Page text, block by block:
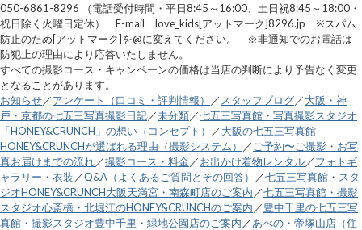
050-6861-8296 （電話受付時間・平日8:45～16:00、土日祝8:45～18:00・
祝日除く火曜日定休） E-mail love_kids[アットマーク]8296.jp ※スパム
防止のため[アットマーク]を@に変えてください。 ※非通知でのお電話は
防犯上の理由により応答いたしません。
すべての撮影コース・キャンペーンの価格は当店の判断により予告なく変更
となることがあります。
お知らせ／アンケート（口コミ・評判情報） ／ スタッフブログ／大阪・神
戸・京都の七五三写真撮影日記／未分類／七五三写真館・写真撮影スタジオ
「HONEY&CRUNCH」の想い（コンセプト）
／大阪の七五三写真館
HONEY&CRUNCHが選ばれる理由（撮影システム）
／ ご予約〜ご撮影・お写
真お届けまでの流れ／撮影コース・料金／お出かけ着物レンタル／フォトギ
ャラリー・衣装 ／Q&A（よくあるご質問とその回答） ／七五三写真館・スタ
ジオHONEY&CRUNCH大阪天満宮・南森町店のご案内 ／七五三写真館・撮影
スタジオ心斎橋・北堀江のHONEY&CRUNCHのご案内 ／豊中千里の七五三写
真館・撮影スタジオ豊中千里・緑地公園店のご案内 ／あべの・帝塚山店（住